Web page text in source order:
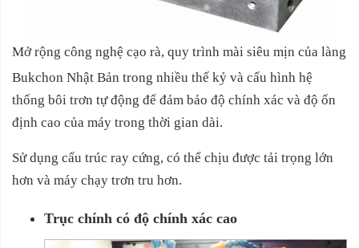
Mở rộng công nghệ cạo rà, quy trình mài siêu mịn của làng
Bukchon Nhật Bản trong nhiều thế kỷ và cấu hình hệ
thống bôi trơn tự động để đảm bảo độ chính xác và độ ổn
định cao của máy trong thời gian dài.
Sử dụng cấu trúc ray cứng, có thể chịu được tải trọng lớn
hơn và máy chạy trơn tru hơn.
Trục chính có độ chính xác cao